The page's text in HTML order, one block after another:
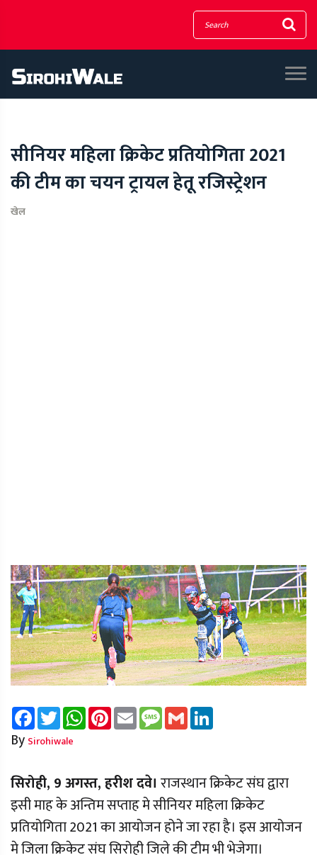
सीनियर महिला क्रिकेट प्रतियोगिता 2021
की टीम का चयन ट्रायल हेतू रजिस्ट्रेशन
खेल
FacebookTwitterWhatsAppPinterest
Email Message
Gmail
By Sirohiwale
सिरोही, 9 अगस्त, हरीश दवे। राजस्थान क्रिकेट संघ द्वारा
इसी माह के अन्तिम सप्ताह मे सीनियर महिला क्रिकेट
प्रतियोगिता 2021 का आयोजन होने जा रहा है। इस आयोजन
मे जिला क्रिकेट संघ सिरोही जिले की टीम भी भेजेगा।